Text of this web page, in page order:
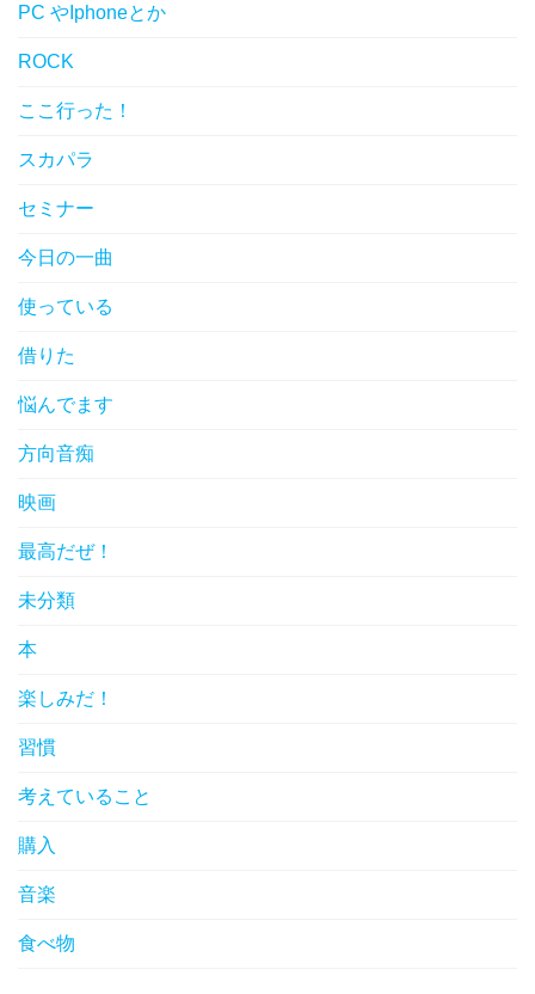
PC やIphoneとか
ROCK
ここ行った！
スカパラ
セミナー
今日の一曲
使っている
借りた
悩んでます
方向音痴
映画
最高だぜ！
未分類
本
楽しみだ！
習慣
考えていること
購入
音楽
食べ物